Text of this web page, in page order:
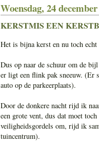
Woensdag, 24
KERSTMIS EEN
Het is bijna kerst en nu toch
Dus op naar de schuur om de
er ligt een flink pak sneeuw. (Er
auto op de parkeerplaats).
Door de donkere nacht rijd ik
een grote vent, dus dat moet
veiligheidsgordels om, rijd ik
tuincentrum).